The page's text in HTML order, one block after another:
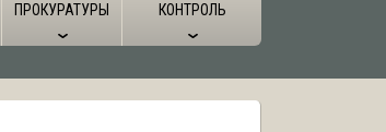
ПРОКУРАТУРЫ
КОНТРОЛЬ